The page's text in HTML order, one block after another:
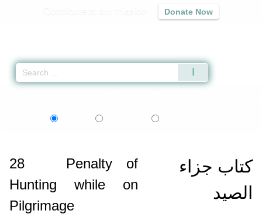
Donate Now
كتاب جزاء
الصيد
28
Penalty of
Hunting while on
Pilgrimage